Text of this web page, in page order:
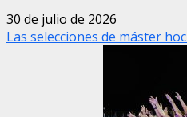
30 de julio de 2026
Las selecciones de máster